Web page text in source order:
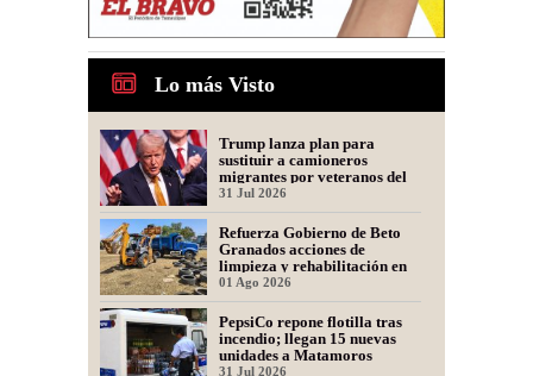
Lo más Visto
Trump lanza plan para
sustituir a camioneros
migrantes por veteranos del
Ejército
31 Jul 2026
Refuerza Gobierno de Beto
Granados acciones de
limpieza y rehabilitación en
Los Presidentes
01 Ago 2026
PepsiCo repone flotilla tras
incendio; llegan 15 nuevas
unidades a Matamoros
31 Jul 2026